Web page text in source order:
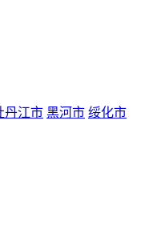
丹江市 黑河市 绥化市